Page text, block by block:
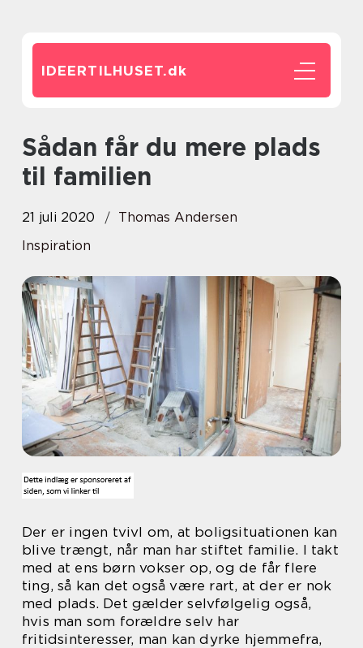
IDEERTILHUSET.dk
Sådan får du mere plads
til familien
21 juli 2020
Thomas Andersen
Inspiration
Der er ingen tvivl om, at boligsituationen kan
blive trængt, når man har stiftet familie. I takt
med at ens børn vokser op, og de får flere
ting, så kan det også være rart, at der er nok
med plads. Det gælder selvfølgelig også,
hvis man som forældre selv har
fritidsinteresser, man kan dyrke hjemmefra,